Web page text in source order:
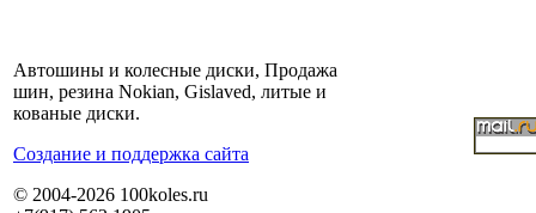
Автошины и колесные диски, Продажа
шин, резина Nokian, Gislaved, литые и
кованые диски.
Cоздание и поддержка сайта
© 2004-2026 100koles.ru